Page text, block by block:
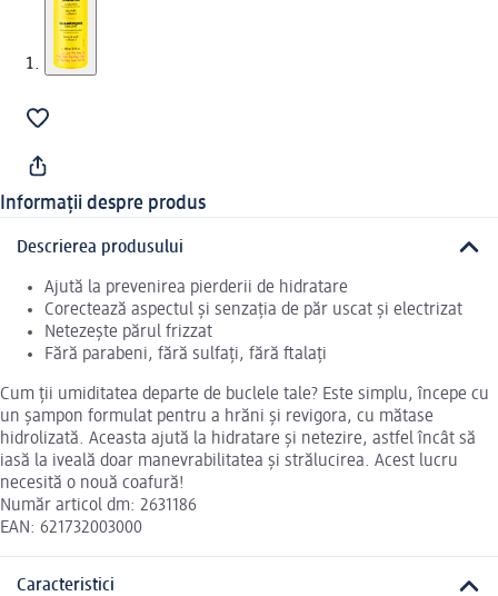
Informații despre produs
Descrierea produsului
Ajută la prevenirea pierderii de hidratare
Corectează aspectul și senzația de păr uscat și electrizat
Netezește părul frizzat
Fără parabeni, fără sulfați, fără ftalați
Cum ții umiditatea departe de buclele tale? Este simplu, începe cu
un șampon formulat pentru a hrăni și revigora, cu mătase
hidrolizată. Aceasta ajută la hidratare și netezire, astfel încât să
iasă la iveală doar manevrabilitatea și strălucirea. Acest lucru
necesită o nouă coafură!
Număr articol dm: 2631186
EAN: 621732003000
Caracteristici